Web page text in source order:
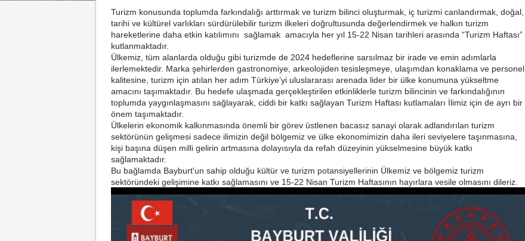
Turizm konusunda toplumda farkındalığı arttırmak ve turizm bilinci oluşturmak, iç turizmi canlandırmak, doğal,
tarihi ve kültürel varlıkları sürdürülebilir turizm ilkeleri doğrultusunda değerlendirmek ve halkın turizm
hareketlerine daha etkin katılımını sağlamak amacıyla her yıl 15-22 Nisan tarihleri arasında “Turizm Haftası”
kutlanmaktadır.
Ülkemiz, tüm alanlarda olduğu gibi turizmde de 2024 hedeflerine sarsılmaz bir irade ve emin adımlarla
ilerlemektedir. Marka şehirlerden gastronomiye, arkeolojiden tesisleşmeye, ulaşımdan konaklama ve personel
kalitesine, turizm için atılan her adım Türkiye’yi uluslararası arenada lider bir ülke konumuna yükseltme
amacını taşımaktadır. Bu hedefe ulaşmada gerçekleştirilen etkinliklerle turizm bilincinin ve farkındalığının
toplumda yaygınlaşmasını sağlayarak, ciddi bir katkı sağlayan Turizm Haftası kutlamaları İlimiz için de ayrı bir
önem taşımaktadır.
Ülkelerin ekonomik kalkınmasında önemli bir görev üstlenen bacasız sanayi olarak adlandırılan turizm
sektörünün gelişmesi sadece ilimizin değil bölgemiz ve ülke ekonomimizin daha ileri seviyelere taşınmasına,
kişi başına düşen milli gelirin artmasına dolayısıyla da refah düzeyinin yükselmesine büyük katkı
sağlamaktadır.
Bu bağlamda Bayburt'un sahip olduğu kültür ve turizm potansiyellerinin Ülkemiz ve bölgemiz turizm
sektöründeki gelişimine katkı sağlamasını ve 15-22 Nisan Turizm Haftasının hayırlara vesile olmasını dileriz.